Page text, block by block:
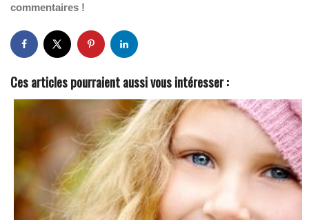
commentaires !
Ces articles pourraient aussi vous intéresser :